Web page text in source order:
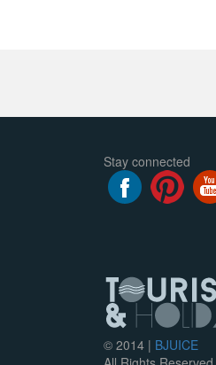
Stay connected
© 2014 | BJUICE